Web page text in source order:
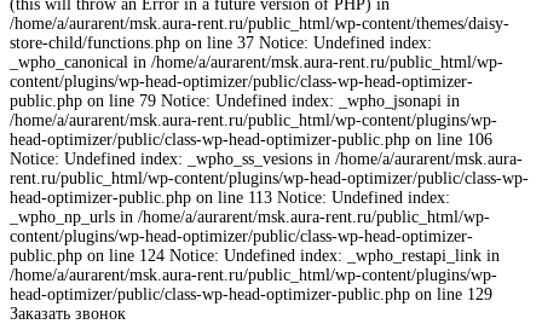
(this will throw an Error in a future version of PHP) in
/home/a/aurarent/msk.aura-rent.ru/public_html/wp-content/themes/daisy-
store-child/functions.php on line 37 Notice: Undefined index:
_wpho_canonical in /home/a/aurarent/msk.aura-rent.ru/public_html/wp-
content/plugins/wp-head-optimizer/public/class-wp-head-optimizer-
public.php on line 79 Notice: Undefined index: _wpho_jsonapi in
/home/a/aurarent/msk.aura-rent.ru/public_html/wp-content/plugins/wp-
head-optimizer/public/class-wp-head-optimizer-public.php on line 106
Notice: Undefined index: _wpho_ss_vesions in /home/a/aurarent/msk.aura-
rent.ru/public_html/wp-content/plugins/wp-head-optimizer/public/class-wp-
head-optimizer-public.php on line 113 Notice: Undefined index:
_wpho_np_urls in /home/a/aurarent/msk.aura-rent.ru/public_html/wp-
content/plugins/wp-head-optimizer/public/class-wp-head-optimizer-
public.php on line 124 Notice: Undefined index: _wpho_restapi_link in
/home/a/aurarent/msk.aura-rent.ru/public_html/wp-content/plugins/wp-
head-optimizer/public/class-wp-head-optimizer-public.php on line 129
Заказать звонок